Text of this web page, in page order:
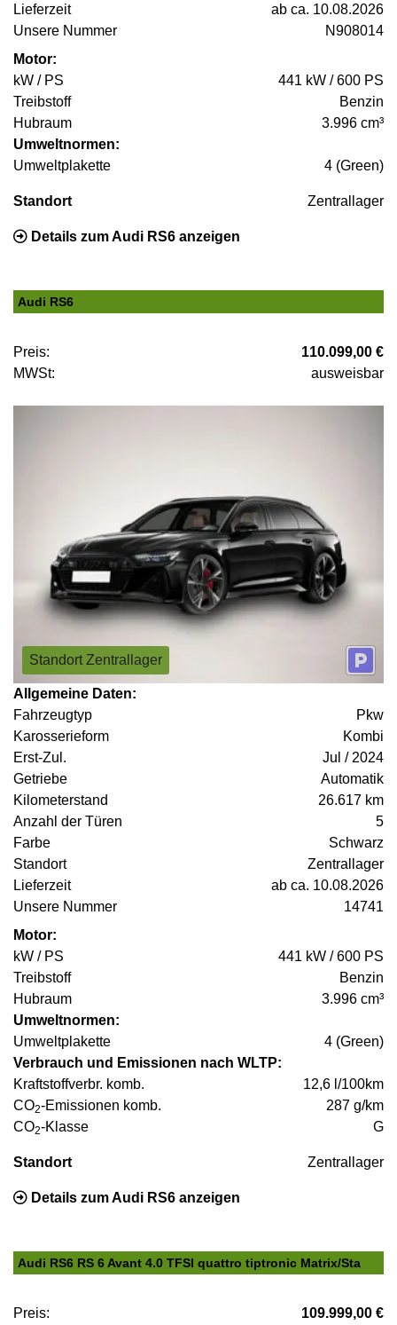
Lieferzeit
ab ca. 10.08.2026
Unsere Nummer
N908014
Motor:
kW / PS
441 kW / 600 PS
Treibstoff
Benzin
Hubraum
3.996 cm³
Umweltnormen:
Umweltplakette
4 (Green)
Standort Zentrallager
Details zum Audi RS6 anzeigen
Audi RS6
Preis:
110.099,00 €
MWSt:
ausweisbar
Standort Zentrallager
Allgemeine Daten:
Fahrzeugtyp
Pkw
Karosserieform
Kombi
Erst-Zul.
Jul / 2024
Getriebe
Automatik
Kilometerstand
26.617 km
Anzahl der Türen
5
Farbe
Schwarz
Standort
Zentrallager
Lieferzeit
ab ca. 10.08.2026
Unsere Nummer
14741
Motor:
kW / PS
441 kW / 600 PS
Treibstoff
Benzin
Hubraum
3.996 cm³
Umweltnormen:
Umweltplakette
4 (Green)
Verbrauch und Emissionen nach WLTP:
Kraftstoffverbr. komb.
12,6 l/100km
CO2-Emissionen komb.
287 g/km
CO2-Klasse G
Standort Zentrallager
Details zum Audi RS6 anzeigen
Audi RS6 RS 6 Avant 4.0 TFSI quattro tiptronic Matrix/Sta
Preis: 109.999,00 €